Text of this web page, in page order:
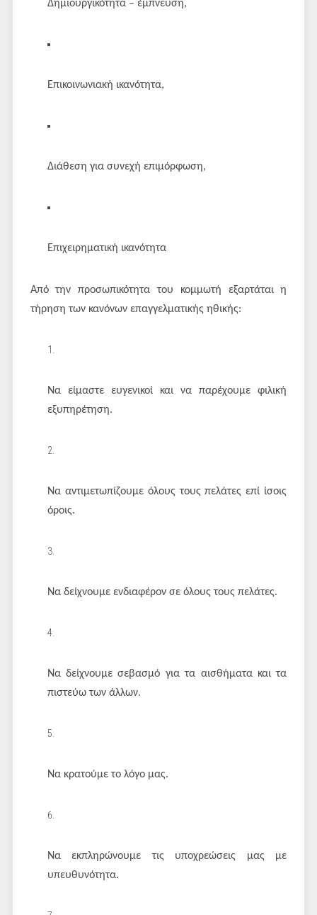
Δημιουργικότητα – έμπνευση,
Επικοινωνιακή ικανότητα,
Διάθεση για συνεχή επιμόρφωση,
Επιχειρηματική ικανότητα
Από την προσωπικότητα του κομμωτή εξαρτάται η
τήρηση των κανόνων επαγγελματικής ηθικής:
Να είμαστε ευγενικοί και να παρέχουμε φιλική
εξυπηρέτηση.
Να αντιμετωπίζουμε όλους τους πελάτες επί ίσοις
όροις.
Να δείχνουμε ενδιαφέρον σε όλους τους πελάτες.
Να δείχνουμε σεβασμό για τα αισθήματα και τα
πιστεύω των άλλων.
Να κρατούμε το λόγο μας.
Να εκπληρώνουμε τις υποχρεώσεις μας με
υπευθυνότητα.